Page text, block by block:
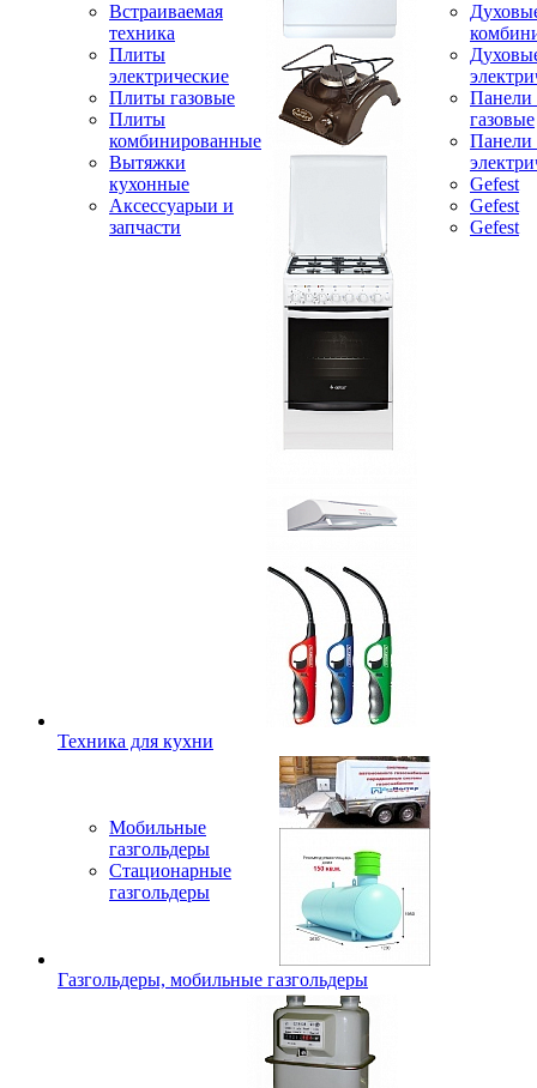
Встраиваемая
техника
Плиты
электрические
Плиты газовые
Плиты
комбинированные
Вытяжки
кухонные
Аксессуарыи и
запчасти
Панели
газовые
Панели
Gefest
Gefest
Gefest
Техника для кухни
Мобильные
газгольдеры
Стационарные
газгольдеры
Газгольдеры, мобильные газгольдеры